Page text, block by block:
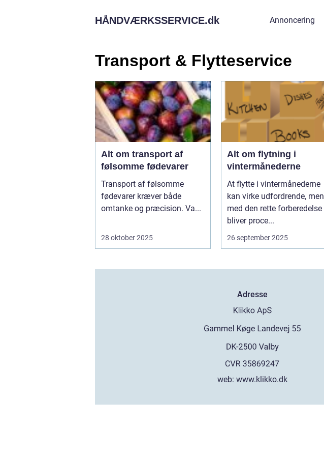
HÅNDVÆRKSSERVICE.dk Annoncering
Transport & Flytteservice
Alt om transport af
følsomme fødevarer
Transport af følsomme
fødevarer kræver både
omtanke og præcision. Va...
28 oktober 2025
Alt om flytning i
vintermånederne
At flytte i vintermånederne
kan virke udfordrende, men
med den rette forberedelse
bliver proce...
26 september 2025
Adresse
web:www.klikko.dk